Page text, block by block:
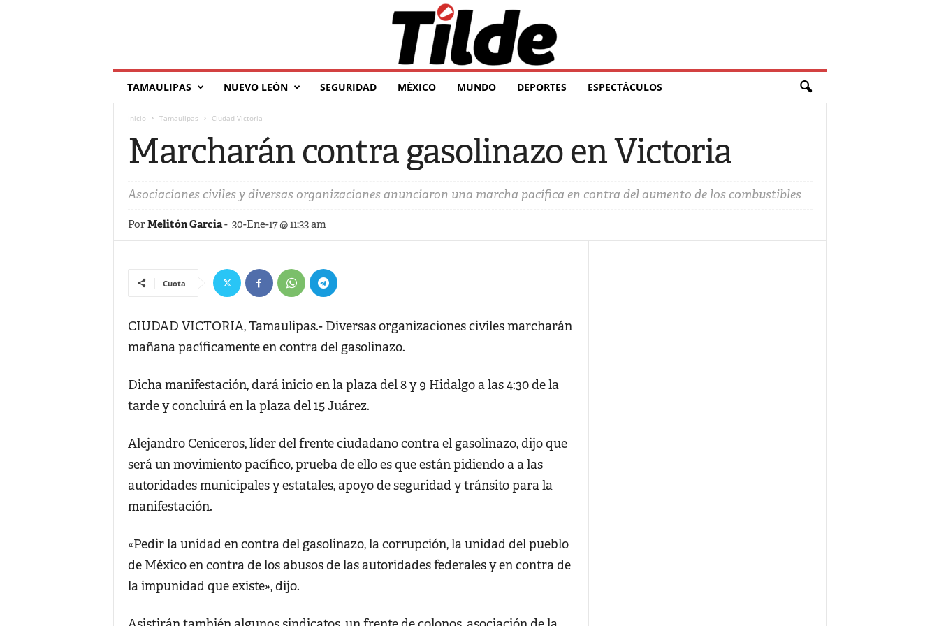
T
l
TAMAULIPAS NUEVO LEÓN SEGURIDAD MÉXICO MUNDO DEPORTES ESPECTÁCULOS
Inicio Tamaulipas Ciudad Victoria
Marcharán contra gasolinazo en Victoria
Asociaciones civiles y diversas organizaciones anunciaron una marcha pacífica en contra del aumento de los combustibles
PorMelitón García- 30-Ene-17 @ 11:33 am
Cuota
CIUDAD VICTORIA, Tamaulipas.- Diversas organizaciones civiles marcharán
mañana pacíficamente en contra del gasolinazo.
Dicha manifestación, dará inicio en la plaza del 8 y 9 Hidalgo a las 4:30 de la
tarde y concluirá en la plaza del 15 Juárez.
Alejandro Ceniceros, líder del frente ciudadano contra el gasolinazo, dijo que
será un movimiento pacífico, prueba de ello es que están pidiendo a a las
autoridades municipales y estatales, apoyo de seguridad y tránsito para la
manifestación.
«Pedir la unidad en contra del gasolinazo, la corrupción, la unidad del pueblo
de México en contra de los abusos de las autoridades federales y en contra de
la impunidad que existe», dijo.